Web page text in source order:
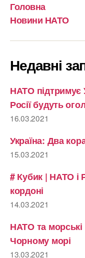
Головна
Новини НАТО
Недавні
НАТО підтримує
Росії будуть
16.03.2021
Україна: Два
15.03.2021
# Кубик | НАТО і
кордоні
14.03.2021
НАТО та
Чорному морі
13.03.2021